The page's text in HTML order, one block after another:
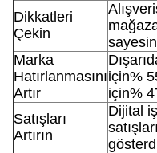
Dikkatleri
Çekin
Marka
Hatırlanmasını
Artır
için%
için%
Satışları
Artırın
Dijital